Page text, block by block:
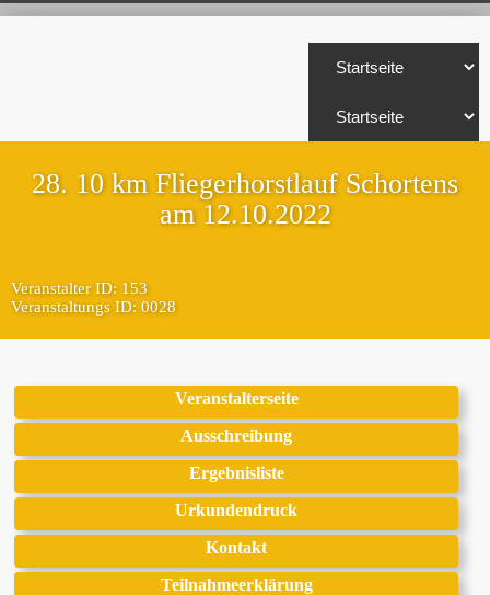
28. 10 km Fliegerhorstlauf Schortens
am 12.10.2022
Veranstalter ID: 153
Veranstaltungs ID: 0028
Veranstalterseite
Ausschreibung
Ergebnisliste
Urkundendruck
Kontakt
Teilnahmeerklärung